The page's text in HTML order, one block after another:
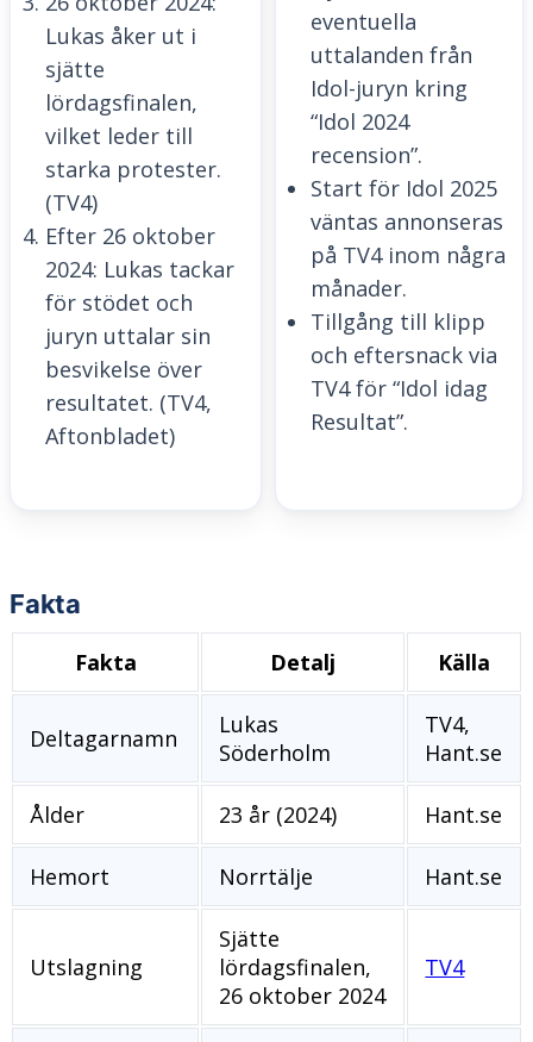
Lukas åker ut i
sjätte
lördagsfinalen,
vilket leder till
starka protester.
(TV4)
Efter 26 oktober
2024: Lukas tackar
för stödet och
juryn uttalar sin
besvikelse över
resultatet. (TV4,
Aftonbladet)
eventuella
uttalanden från
Idol-juryn kring
“Idol 2024
recension”.
Start för Idol 2025
väntas annonseras
på TV4 inom några
månader.
Tillgång till klipp
och eftersnack via
TV4 för “Idol idag
Resultat”.
Fakta
Fakta Detalj Källa
Deltagarnamn
Lukas
Söderholm
TV4,
Hant.se
Ålder 23 år (2024) Hant.se
Hemort Norrtälje Hant.se
Utslagning
Sjätte
lördagsfinalen,
26 oktober 2024
TV4